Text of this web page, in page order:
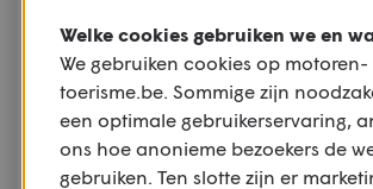
wordt
dealer
Welke cookies gebruiken we en
We gebruiken cookies op motoren-
toerisme.be. Sommige zijn
een optimale gebruikerservaring,
ons hoe anonieme bezoekers de
gebruiken. Ten slotte zijn er